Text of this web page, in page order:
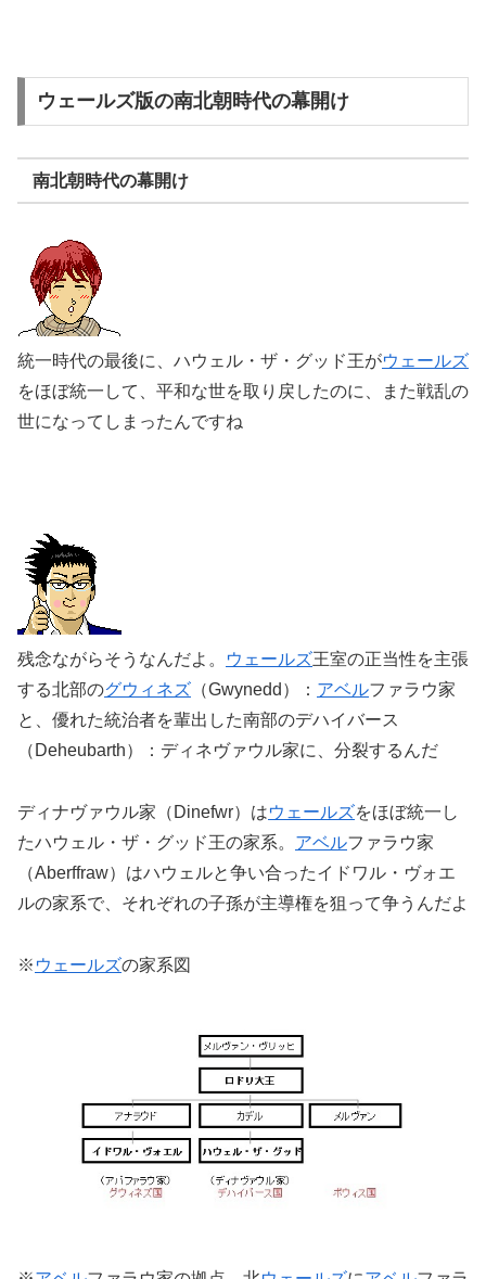
ウェールズ版の南北朝時代の幕開け
南北朝時代の幕開け
統一時代の最後に、ハウェル・ザ・グッド王がウェールズ
をほぼ統一して、平和な世を取り戻したのに、また戦乱の
世になってしまったんですね
残念ながらそうなんだよ。 ウェールズ王室の正当性を主張
する北部のグウィネズ （Gwynedd）： アベルファラウ家
と、優れた統治者を輩出した南部のデハイバース
（Deheubarth）：ディネヴァウル家に、分裂するんだ
ディナヴァウル家（Dinefwr）はウェールズをほぼ統一し
たハウェル・ザ・グッド王の家系。 アベルファラウ家
（Aberffraw）はハウェルと争い合ったイドワル・ヴォエ
ルの家系で、それぞれの子孫が主導権を狙って争うんだよ
※ ウェールズの家系図